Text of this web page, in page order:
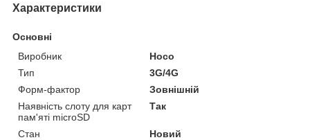
Характеристики
Основні
Виробник
Hoco
Тип
3G/4G
Форм-фактор
Зовнішній
Наявність слоту для карт
пам'яті microSD
Так
Стан Новий